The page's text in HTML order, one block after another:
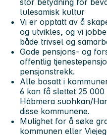
stor betydning for
lulesamisk kultur
Vi er opptatt av å
og utvikles, og vi
både trivsel og
Gode pensjons- og
offentlig
pensjonstrekk.
Alle bosatt i
6 kan få slettet 25
Hábmera suohkan/
disse kommunene.
Mulighet for å søke
kommunen eller